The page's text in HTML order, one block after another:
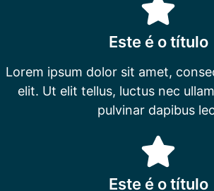
Este é o título
Lorem ipsum dolor sit amet,
elit. Ut elit tellus, luctus nec
pulvinar dapibus
Este é o título